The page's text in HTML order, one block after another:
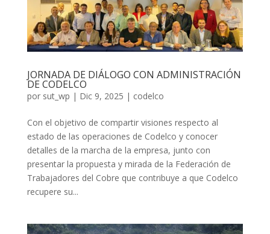
JORNADA DE DIÁLOGO CON ADMINISTRACIÓN
DE CODELCO
por sut_wp | Dic 9, 2025 | codelco
Con el objetivo de compartir visiones respecto al
estado de las operaciones de Codelco y conocer
detalles de la marcha de la empresa, junto con
presentar la propuesta y mirada de la Federación de
Trabajadores del Cobre que contribuye a que Codelco
recupere su...